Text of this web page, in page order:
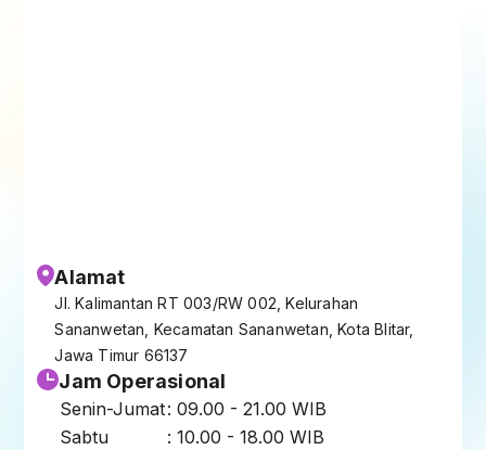
Alamat
Jl. Kalimantan RT 003/RW 002, Kelurahan
Sananwetan, Kecamatan Sananwetan, Kota Blitar,
Jawa Timur 66137
Jam Operasional
Senin-Jumat: 09.00 - 21.00 WIB
Sabtu
: 10.00 - 18.00 WIB